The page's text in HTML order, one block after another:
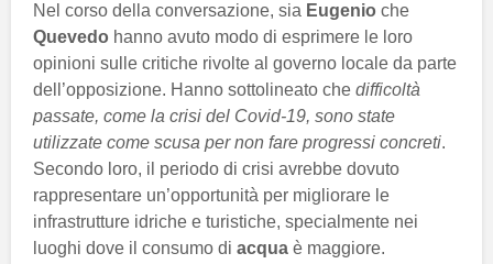
Nel corso della conversazione, sia Eugenio che
Quevedo hanno avuto modo di esprimere le loro
opinioni sulle critiche rivolte al governo locale da parte
dell’opposizione. Hanno sottolineato che difficoltà
passate, come la crisi del Covid-19, sono state
utilizzate come scusa per non fare progressi concreti.
Secondo loro, il periodo di crisi avrebbe dovuto
rappresentare un’opportunità per migliorare le
infrastrutture idriche e turistiche, specialmente nei
luoghi dove il consumo di acqua è maggiore.